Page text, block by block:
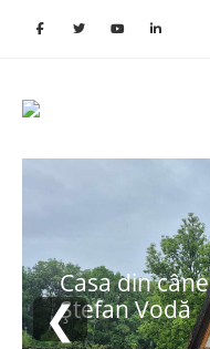
Casa din
Ștefan Vodă
❮